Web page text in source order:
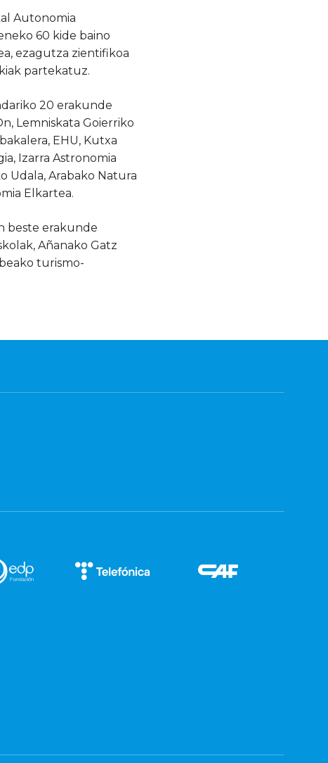
Autonomia
60 kide baino
ezagutza zientifikoa
partekatuz.
20 erakunde
Lemniskata Goierriko
EHU, Kutxa
Izarra Astronomia
Udala, Arabako Natura
Elkartea.
beste erakunde
Añanako Gatz
turismo-